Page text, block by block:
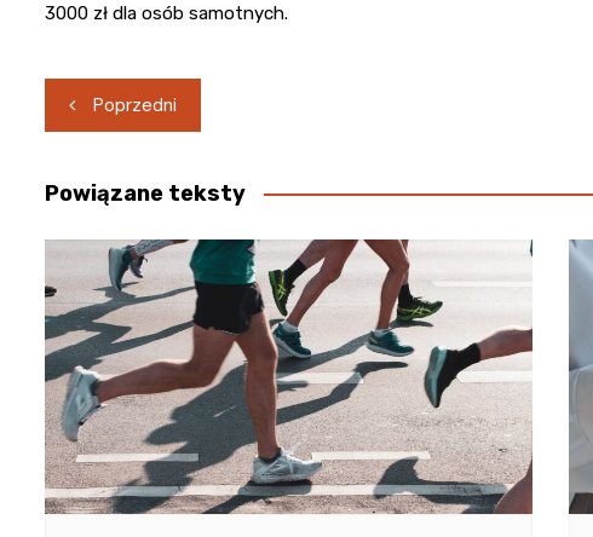
3000 zł dla osób samotnych.
Nawigacja
wpisu
Poprzedni
Powiązane teksty